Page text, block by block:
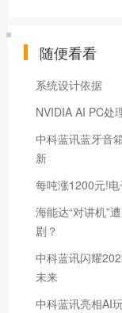
随便看看
系统设计依据
NVIDIA AI PC处
中科蓝讯蓝牙音
新
每吨涨1200元!
海能达“对讲机”
剧？
中科蓝讯闪耀
未来
中科蓝讯亮相AI